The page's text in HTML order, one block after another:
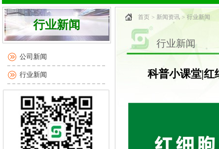
行业新闻
公司新闻
行业新闻
首页 新闻资讯 行业新闻
行业新闻
科普小课堂|